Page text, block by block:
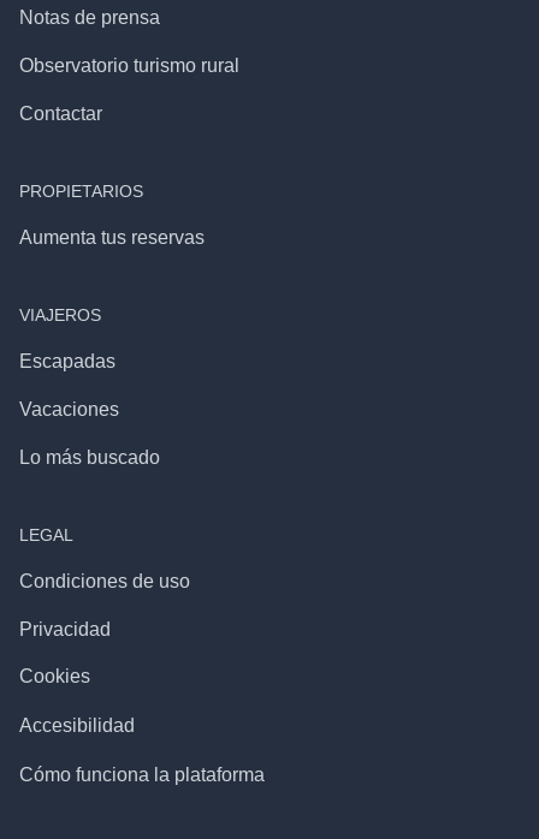
Notas de prensa
Observatorio turismo rural
Contactar
PROPIETARIOS
Aumenta tus reservas
VIAJEROS
Escapadas
Vacaciones
Lo más buscado
LEGAL
Condiciones de uso
Privacidad
Cookies
Accesibilidad
Cómo funciona la plataforma